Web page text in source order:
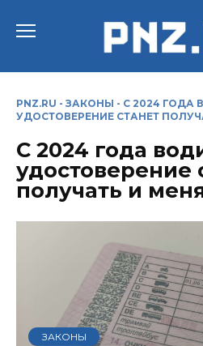
PNZ.RU - ЗАКОНЫ - С 2024 ГОДА
УДОСТОВЕРЕНИЕ СТАНЕТ
С 2024 года
удостоверение
получать и
ЗАКОНЫ